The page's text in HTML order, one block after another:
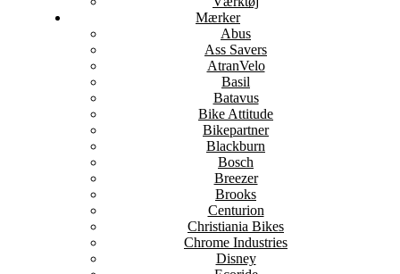
Mærker
Abus
Ass Savers
AtranVelo
Basil
Batavus
Bike Attitude
Bikepartner
Blackburn
Bosch
Breezer
Brooks
Centurion
Christiania Bikes
Chrome Industries
Disney